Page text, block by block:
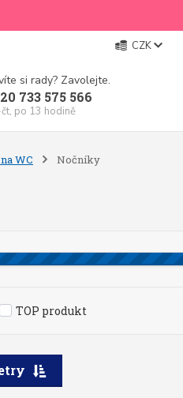
CZK
si rady? Zavolejte.
733 575 566
po 13 hodině
WC Nočníky
TOP produkt